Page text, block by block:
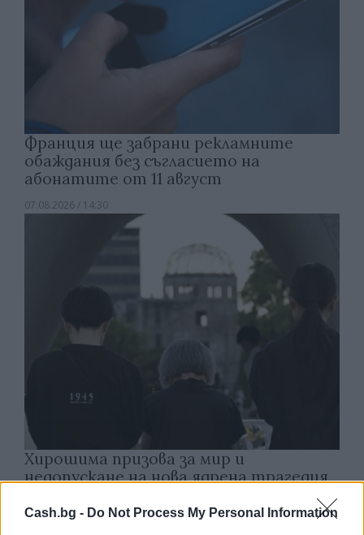
Cash.bg - Do Not Process My Personal Information
Франция ще забрани рекламните
обаждания без съгласието на
абонатите от 11 август
07.08.2026 / 14:30
Хирошима призова за мир и
недопускане на нова ядрена трагедия